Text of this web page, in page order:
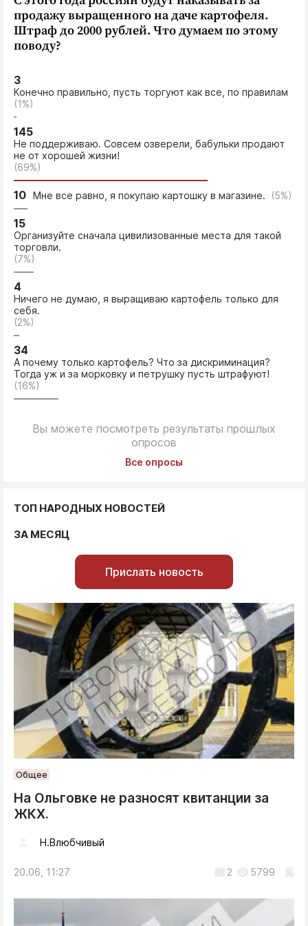
продажу выращенного на даче картофеля.
Штраф до 2000 рублей. Что думаем по этому
поводу?
3
Конечно правильно, пусть торгуют как все, по правилам
(1%)
145
Не поддерживаю. Совсем озверели, бабульки продают
не от хорошей жизни!
(69%)
10 Мне все равно, я покупаю картошку в магазине. (5%)
15
Организуйте сначала цивилизованные места для такой
торговли.
(7%)
4
Ничего не думаю, я выращиваю картофель только для
себя.
(2%)
34
А почему только картофель? Что за дискриминация?
Тогда уж и за морковку и петрушку пусть штрафуют!
(16%)
Вы можете посмотреть результаты прошлых
опросов
Все опросы
ТОП НАРОДНЫХ НОВОСТЕЙ
ЗА МЕСЯЦ
Прислать новость
Общее
На Ольговке не разносят квитанции за
ЖКХ.
Н.Влюбчивый
20.06, 11:27 2 5799